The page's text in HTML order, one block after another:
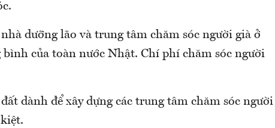
dưỡng lão và trung tâm chăm sóc người già ở
của toàn nước Nhật. Chí phí chăm sóc người
dành để xây dựng các trung tâm chăm sóc người